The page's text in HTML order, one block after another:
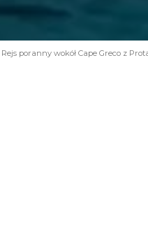
poranny wokół Cape Greco z